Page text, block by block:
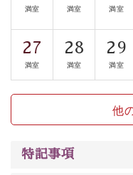
※本プランには、専用
だけません。
※光神12畳の客室は湖
ため、花火が木々で隠
満室 満室 満室
27
満室
28
満室
29
満室
他
特記事項